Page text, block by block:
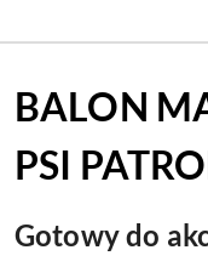
BALON
PSI
Gotowy do